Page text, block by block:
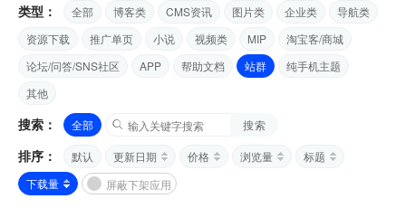
类型： 全部 博客类 CMS资讯 图片类 企业类
导航类
资源下载
推广单页 小说 视频类 MIP
淘宝客/商城
论坛/问答/SNS社区
APP 帮助文档 站群
纯手机主题
其他
搜索： 全部 搜索
排序： 默认 更新日期 价格 浏览量
标题
下载量
屏蔽下架应用